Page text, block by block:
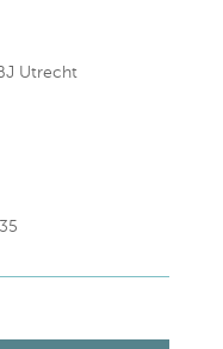
Utrecht